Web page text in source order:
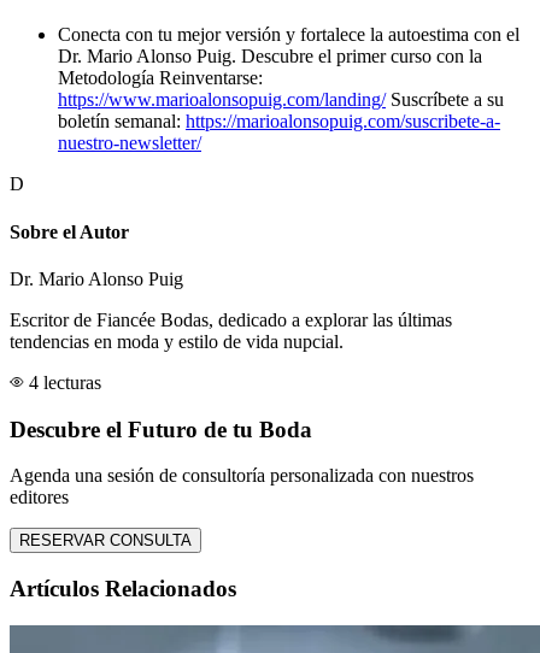
Conecta con tu mejor versión y fortalece la autoestima con el
Dr. Mario Alonso Puig. Descubre el primer curso con la
Metodología Reinventarse:
https://www.marioalonsopuig.com/landing/Suscríbete a su
boletín semanal: https://marioalonsopuig.com/suscribete-a-
nuestro-newsletter/
D
Sobre el Autor
Dr. Mario Alonso Puig
Escritor de Fiancée Bodas, dedicado a explorar las últimas
tendencias en moda y estilo de vida nupcial.
4 lecturas
Descubre el Futuro de tu Boda
Agenda una sesión de consultoría personalizada con nuestros
editores
RESERVAR CONSULTA
Artículos Relacionados